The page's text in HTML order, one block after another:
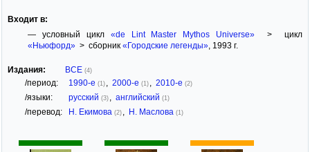
Входит в:
— условный цикл «de Lint Master Mythos Universe» > цикл
«Ньюфорд»> сборник «Городские легенды», 1993 г.
Издания: ВСЕ (4)
/период: 1990-е (1) 2000-е (1) 2010-е (2)
/языки: русский (3) английский (1)
/перевод: Н. Екимова (2) Н. Маслова (1)